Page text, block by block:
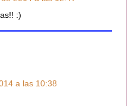
:)
a las 10:38